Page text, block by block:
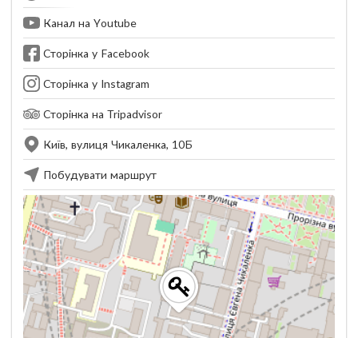
Канал на Youtube
Сторінка у Facebook
Сторінка у Instagram
Сторінка на Tripadvisor
Київ, вулиця Чикаленка, 10Б
Побудувати маршрут